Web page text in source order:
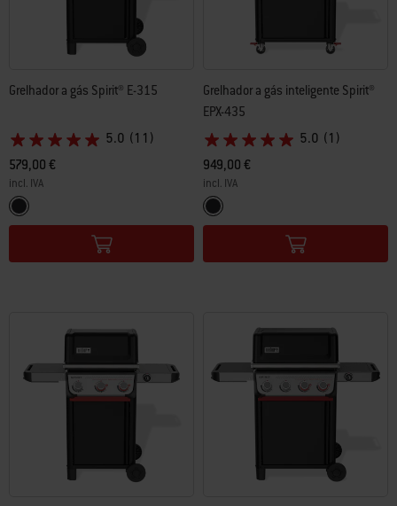
Grelhador a gás Spirit® E-315
5.0 (11)
579,00 €
incl. IVA
Color Options
Preto
Grelhador a gás inteligente Spirit®
EPX-435
5.0 (1)
949,00 €
incl. IVA
Color Options
Preto